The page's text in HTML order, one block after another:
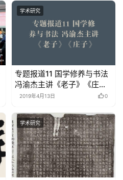
学术研究
专题报道11 国学修养与书法
冯渝杰主讲《老子》《庄
子》
2019年4月13日 0
学术研究